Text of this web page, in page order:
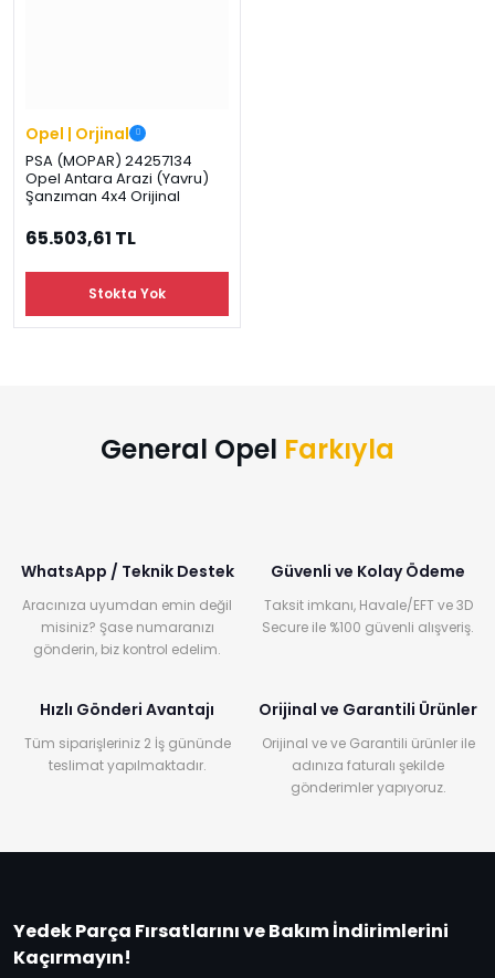
Yeni Hesap
Oluştur
CİTROEN
D
DS
›
M
MOTOR
YAĞI
›
Ş
›
A
›
Opel | Orjinal
PSA (MOPAR) 24257134
Opel Antara Arazi (Yavru)
Şanzıman 4x4 Orijinal
65.503,61 TL
Stokta Yok
General Opel Farkıyla
WhatsApp / Teknik Destek
Aracınıza uyumdan emin değil
misiniz? Şase numaranızı
gönderin, biz kontrol edelim.
Güvenli ve Kolay Ödeme
Taksit imkanı, Havale/EFT ve 3D
Secure ile %100 güvenli alışveriş.
Hızlı Gönderi Avantajı
Tüm siparişleriniz 2 İş gününde
teslimat yapılmaktadır.
Orijinal ve Garantili Ürünler
Orijinal ve ve Garantili ürünler ile
adınıza faturalı şekilde
gönderimler yapıyoruz.
Yedek Parça Fırsatlarını ve Bakım İndirimlerini
Kaçırmayın!